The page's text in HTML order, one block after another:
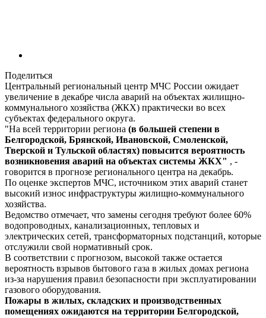
Поделиться
Центральный региональный центр МЧС России ожидает
увеличение в декабре числа аварий на объектах жилищно-
коммунального хозяйства (ЖКХ) практически во всех
субъектах федерального округа.
"На всей территории региона (в большей степени в
Белгородской, Брянской, Ивановской, Смоленской,
Тверской и Тульской областях) повысится вероятность
возникновения аварий на объектах системы ЖКХ" , -
говорится в прогнозе регионального центра на декабрь.
По оценке экспертов МЧС, источником этих аварий станет
высокий износ инфраструктуры жилищно-коммунального
хозяйства.
Ведомство отмечает, что замены сегодня требуют более 60%
водопроводных, канализационных, тепловых и
электрических сетей, трансформаторных подстанций, которые
отслужили свой нормативный срок.
В соответствии с прогнозом, высокой также остается
вероятность взрывов бытового газа в жилых домах региона
из-за нарушения правил безопасности при эксплуатировании
газового оборудования.
Пожары в жилых, складских и производственных
помещениях ожидаются на территории Белгородской,